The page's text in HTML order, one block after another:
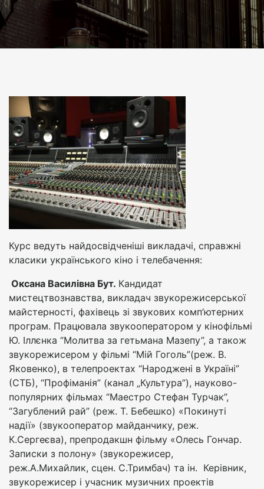
Курс ведуть найдосвідченіші викладачі, справжні
класики українського кіно і телебачення:
Оксана Василівна Бут. Кандидат
мистецтвознавства, викладач звукорежисерської
майстерності, фахівець зі звукових комп’ютерних
програм. Працювала звукооператором у кінофільмі
Ю. Іллєнка “Молитва за гетьмана Мазепу”, а також
звукорежисером у фільмі “Мій Гоголь”(реж. В.
Яковенко), в телепроектах “Народжені в Україні”
(СТБ), “Профіманія” (канал „Культура”), науково-
популярних фільмах “Маестро Стефан Турчак”,
“Загублений рай” (реж. Т. Бебешко) «Покинуті
надії» (звукооператор майданчику, реж.
К.Сергеєва), препродакшн фільму «Олесь Гончар.
Записки з полону» (звукорежисер,
реж.А.Михайлик, сцен. С.Тримбач) та ін. Керівник,
звукорежисер і учасник музичних проектів